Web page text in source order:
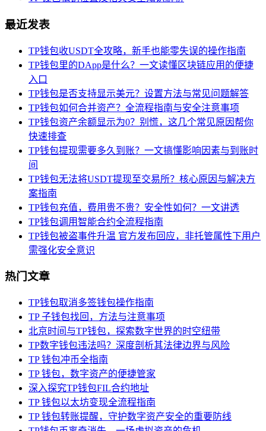
最近发表
TP钱包收USDT全攻略，新手也能零失误的操作指南
TP钱包里的DApp是什么？一文读懂区块链应用的便捷
入口
TP钱包是否支持显示美元？设置方法与常见问题解答
TP钱包如何合并资产？全流程指南与安全注意事项
TP钱包资产余额显示为0？别慌，这几个常见原因帮你
快速排查
TP钱包提现需要多久到账？一文搞懂影响因素与到账时
间
TP钱包无法将USDT提现至交易所？核心原因与解决方
案指南
TP钱包充值，费用贵不贵？安全性如何？一文讲透
TP钱包调用智能合约全流程指南
TP钱包被盗事件升温 官方发布回应，非托管属性下用户
需强化安全意识
热门文章
TP钱包取消多签钱包操作指南
TP 子钱包找回，方法与注意事项
北京时间与TP钱包，探索数字世界的时空纽带
TP数字钱包违法吗？深度剖析其法律边界与风险
TP 钱包冲币全指南
TP 钱包，数字资产的便捷管家
深入探究TP钱包FIL合约地址
TP 钱包以太坊变现全流程指南
TP 钱包转账提醒，守护数字资产安全的重要防线